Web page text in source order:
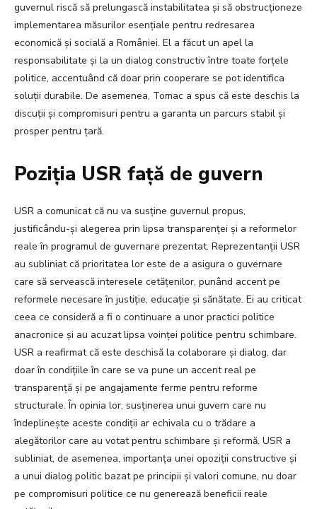
guvernul riscă să prelungască instabilitatea și să obstrucționeze
implementarea măsurilor esențiale pentru redresarea
economică și socială a României. El a făcut un apel la
responsabilitate și la un dialog constructiv între toate forțele
politice, accentuând că doar prin cooperare se pot identifica
soluții durabile. De asemenea, Tomac a spus că este deschis la
discuții și compromisuri pentru a garanta un parcurs stabil și
prosper pentru țară.
Poziția USR față de guvern
USR a comunicat că nu va susține guvernul propus,
justificându-și alegerea prin lipsa transparenței și a reformelor
reale în programul de guvernare prezentat. Reprezentanții USR
au subliniat că prioritatea lor este de a asigura o guvernare
care să servească interesele cetățenilor, punând accent pe
reformele necesare în justiție, educație și sănătate. Ei au criticat
ceea ce consideră a fi o continuare a unor practici politice
anacronice și au acuzat lipsa voinței politice pentru schimbare.
USR a reafirmat că este deschisă la colaborare și dialog, dar
doar în condițiile în care se va pune un accent real pe
transparență și pe angajamente ferme pentru reforme
structurale. În opinia lor, susținerea unui guvern care nu
îndeplinește aceste condiții ar echivala cu o trădare a
alegătorilor care au votat pentru schimbare și reformă. USR a
subliniat, de asemenea, importanța unei opoziții constructive și
a unui dialog politic bazat pe principii și valori comune, nu doar
pe compromisuri politice ce nu generează beneficii reale